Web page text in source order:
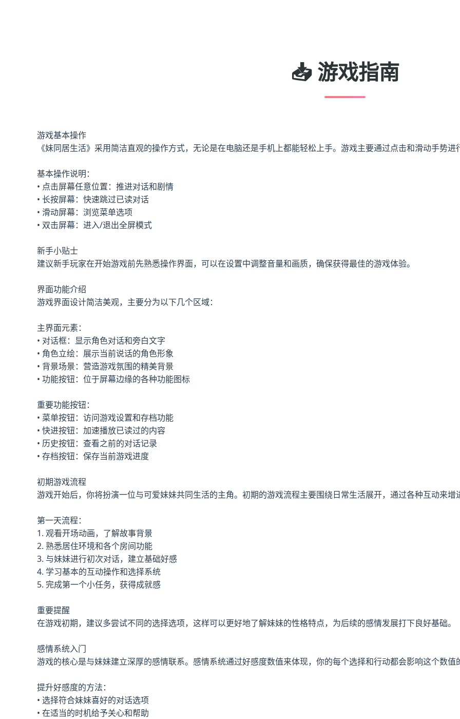
📥 游戏指南
游戏基本操作
《妹同居生活》采用简洁直观的操作方式，无论是在电脑还是手机上都能轻松上手。游戏主要通过点击和滑动手势进
基本操作说明：
• 点击屏幕任意位置：推进对话和剧情
• 长按屏幕：快速跳过已读对话
• 滑动屏幕：浏览菜单选项
• 双击屏幕：进入/退出全屏模式
新手小贴士
建议新手玩家在开始游戏前先熟悉操作界面，可以在设置中调整音量和画质，确保获得最佳的游戏体验。
界面功能介绍
游戏界面设计简洁美观，主要分为以下几个区域：
主界面元素：
• 对话框：显示角色对话和旁白文字
• 角色立绘：展示当前说话的角色形象
• 背景场景：营造游戏氛围的精美背景
• 功能按钮：位于屏幕边缘的各种功能图标
重要功能按钮：
• 菜单按钮：访问游戏设置和存档功能
• 快进按钮：加速播放已读过的内容
• 历史按钮：查看之前的对话记录
• 存档按钮：保存当前游戏进度
初期游戏流程
游戏开始后，你将扮演一位与可爱妹妹共同生活的主角。初期的游戏流程主要围绕日常生活展开，通过各种互动来增
第一天流程：
1. 观看开场动画，了解故事背景
2. 熟悉居住环境和各个房间功能
3. 与妹妹进行初次对话，建立基础好感
4. 学习基本的互动操作和选择系统
5. 完成第一个小任务，获得成就感
重要提醒
在游戏初期，建议多尝试不同的选择选项，这样可以更好地了解妹妹的性格特点，为后续的感情发展打下良好基础。
感情系统入门
游戏的核心是与妹妹建立深厚的感情联系。感情系统通过好感度数值来体现，你的每个选择和行动都会影响这个数值
提升好感度的方法：
• 选择符合妹妹喜好的对话选项
• 在适当的时机给予关心和帮助